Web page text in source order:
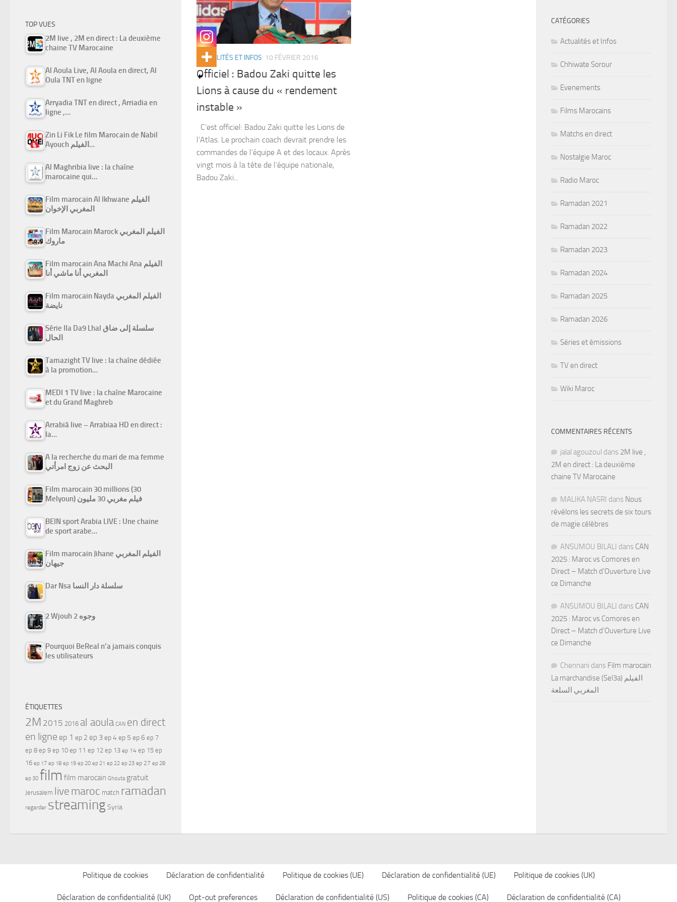
ACTUALITÉS ET INFOS 10 FÉVRIER 2016
Officiel : Badou Zaki quitte les
Lions à cause du « rendement
instable »
C’est officiel: Badou Zaki quitte les Lions de
l’Atlas. Le prochain coach devrait prendre les
commandes de l’équipe A et des locaux. Après
vingt mois à la tête de l’équipe nationale,
Badou Zaki...
TOP VUES
2M live , 2M en direct : La deuxième
chaine TV Marocaine
Al Aoula Live, Al Aoula en direct, Al
Oula TNT en ligne
Arryadia TNT en direct , Arriadia en
ligne ,…
Zin Li Fik Le film Marocain de Nabil
Ayouch الفيلم…
Al Maghribia live : la chaîne
marocaine qui…
Film marocain Al Ikhwane الفيلم
المغربي الإخوان
Film Marocain Marock الفيلم المغربي
ماروك
Film marocain Ana Machi Ana الفيلم
المغربي أنا ماشي أنا
Film marocain Nayda الفيلم المغربي
نايضة
Série Ila Da9 Lhal سلسلة إلى ضاق
الحال
Tamazight TV live : la chaîne dédiée
à la promotion…
MEDI 1 TV live : la chaîne Marocaine
et du Grand Maghreb
Arrabiâ live – Arrabiaa HD en direct :
la…
A la recherche du mari de ma femme
البحث عن زوج امرأتي
Film marocain 30 millions (30
Melyoun) فيلم مغربي 30 مليون
BEIN sport Arabia LIVE : Une chaine
de sport arabe…
Film marocain Jihane الفيلم المغربي
جيهان
Dar Nsa سلسلة دار النسا
2 Wjouh 2 وجوه
Pourquoi BeReal n’a jamais conquis
les utilisateurs
ÉTIQUETTES
2M 2015 2016 al aoula CAN en direct
en ligne ep 1 ep 2 ep 3ep 4ep 5 ep 6 ep 7
ep 8 ep 9 ep 10 ep 11 ep 12 ep 13 ep 14 ep 15 ep
16 ep 17 ep 18 ep 19 ep 20 ep 21 ep 22 ep 23 ep 27 ep 28
ep 30 film film marocain Ghouta gratuit
Jerusalem live maroc match ramadan
regarder streamingSyria
CATÉGORIES
Actualités et Infos
Chhiwate Sorour
Evenements
Films Marocains
Matchs en direct
Nostalgie Maroc
Radio Maroc
Ramadan 2021
Ramadan 2022
Ramadan 2023
Ramadan 2024
Ramadan 2025
Ramadan 2026
Séries et émissions
TV en direct
Wiki Maroc
COMMENTAIRES RÉCENTS
jalal agouzoul dans 2M live ,
2M en direct : La deuxième
chaine TV Marocaine
MALIKA NASRI dans Nous
révélons les secrets de six tours
de magie célèbres
ANSUMOU BILALI dans CAN
2025 : Maroc vs Comores en
Direct – Match d’Ouverture Live
ce Dimanche
ANSUMOU BILALI dans CAN
2025 : Maroc vs Comores en
Direct – Match d’Ouverture Live
ce Dimanche
Chennani dans Film marocain
La marchandise (Sel3a) الفيلم
المغربي السلعة
Politique de cookies Déclaration de confidentialité Politique de cookies (UE) Déclaration de confidentialité (UE) Politique de cookies (UK)
Déclaration de confidentialité (UK) Opt-out preferences Déclaration de confidentialité (US) Politique de cookies (CA) Déclaration de confidentialité (CA)